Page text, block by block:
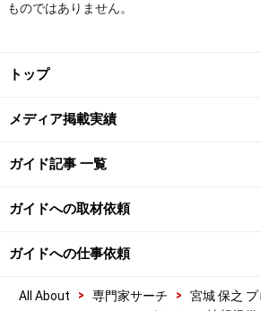
ものではありません。
トップ
メディア掲載実績
ガイド記事 一覧
ガイドへの取材依頼
ガイドへの仕事依頼
All About > 専門家サーチ > 宮城 保之